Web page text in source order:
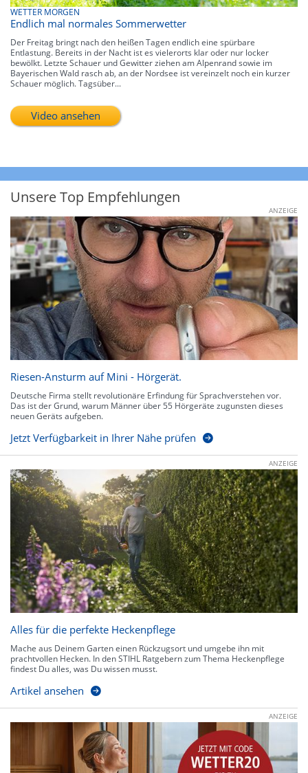
WETTER MORGEN
Endlich mal normales Sommerwetter
Der Freitag bringt nach den heißen Tagen endlich eine spürbare
Entlastung. Bereits in der Nacht ist es vielerorts klar oder nur locker
bewölkt. Letzte Schauer und Gewitter ziehen am Alpenrand sowie im
Bayerischen Wald rasch ab, an der Nordsee ist vereinzelt noch ein kurzer
Schauer möglich. Tagsüber...
Video ansehen
Unsere Top Empfehlungen
ANZEIGE
Riesen-Ansturm auf Mini - Hörgerät.
Deutsche Firma stellt revolutionäre Erfindung für Sprachverstehen vor.
Das ist der Grund, warum Männer über 55 Hörgeräte zugunsten dieses
neuen Geräts aufgeben.
Jetzt Verfügbarkeit in Ihrer Nähe prüfen
ANZEIGE
Alles für die perfekte Heckenpflege
Mache aus Deinem Garten einen Rückzugsort und umgebe ihn mit
prachtvollen Hecken. In den STIHL Ratgebern zum Thema Heckenpflege
findest Du alles, was Du wissen musst.
Artikel ansehen
ANZEIGE